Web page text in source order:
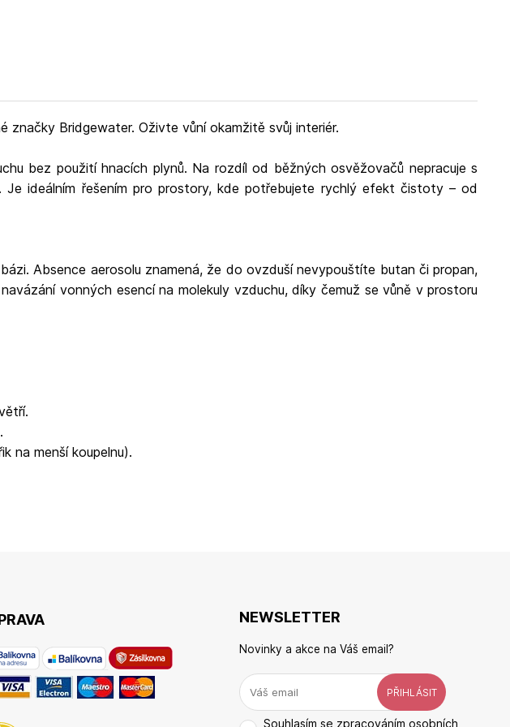
značky Bridgewater. Oživte vůní okamžitě svůj interiér.
bez použití hnacích plynů. Na rozdíl od běžných osvěžovačů nepracuje s
Je ideálním řešením pro prostory, kde potřebujete rychlý efekt čistoty – od
Absence aerosolu znamená, že do ovzduší nevypouštíte butan či propan,
vonných esencí na molekuly vzduchu, díky čemuž se vůně v prostoru
na menší koupelnu).
NEWSLETTER
Novinky a akce na Váš email?
Souhlasím se zpracováním osobních